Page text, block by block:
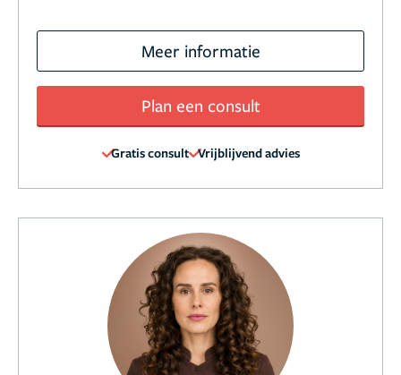
Meer informatie
Plan een consult
Gratis consult Vrijblijvend advies